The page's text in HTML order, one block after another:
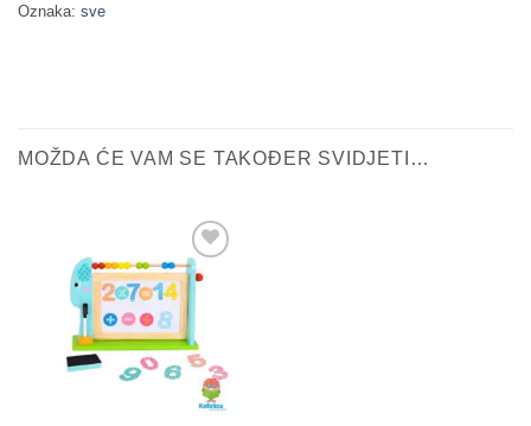
Oznaka: sve
MOŽDA ĆE VAM SE TAKOĐER SVIDJETI…
Sačuvaj
proizvod